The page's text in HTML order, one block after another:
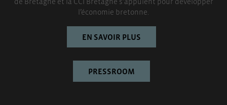
l’économie bretonne.
EN SAVOIR PLUS
PRESSROOM
TOUT ACCEPTER